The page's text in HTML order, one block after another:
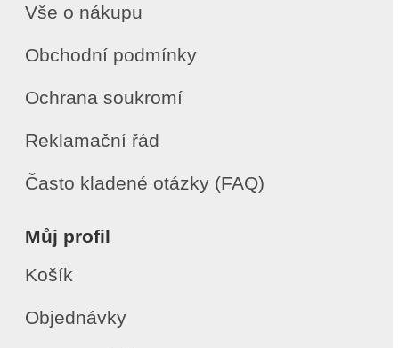
Vše o nákupu
Obchodní podmínky
Ochrana soukromí
Reklamační řád
Často kladené otázky (FAQ)
Můj profil
Košík
Objednávky